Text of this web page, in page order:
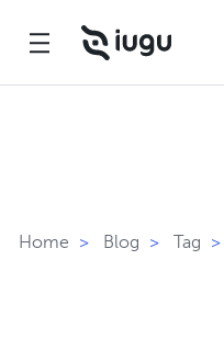
Home > Blog > Tag >